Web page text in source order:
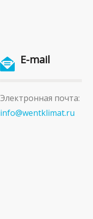
E-mail
Электронная почта:
info@wentklimat.ru